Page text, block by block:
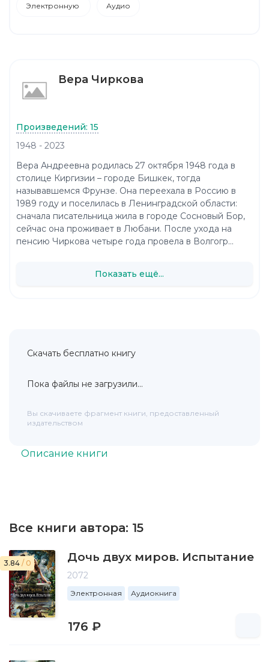
Электронную Аудио
Описание книги
Все книги автора: 15
3.84 / 0 Дочь двух миров. Испытание
2072
Электронная Аудиокнига
176 ₽
Вера Чиркова
Произведений: 15
1948 - 2023
Вера Андреевна родилась 27 октября 1948 года в
столице Киргизии – городе Бишкек, тогда
называвшемся Фрунзе. Она переехала в Россию в
1989 году и поселилась в Ленинградской области:
сначала писательница жила в городе Сосновый Бор,
сейчас она проживает в Любани. После ухода на
пенсию Чиркова четыре года провела в Волгогр...
Показать ещё...
Скачать бесплатно книгу
Пока файлы не загрузили...
Вы скачиваете фрагмент книги, предоставленный
издательством